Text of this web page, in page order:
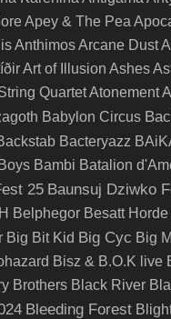
Apey & The Pea
AnthimosArcane Dust
Art of Illusion Ashes
QuartetAtonement
Babylon Circus
Bacteryazz
Bambi Batalion
25 Baunsuj Dziwko
Belphegor Besatt Horde
Big Bit Kid Big Cyc Big
Bisz & B.O.K live
Brothers Black River
Bleeding Forest